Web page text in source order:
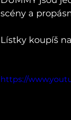
scény a
Lístky koupíš na
https://